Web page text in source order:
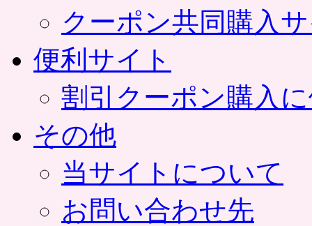
クーポン共同購入
便利サイト
割引クーポン購入
その他
当サイトについて
お問い合わせ先